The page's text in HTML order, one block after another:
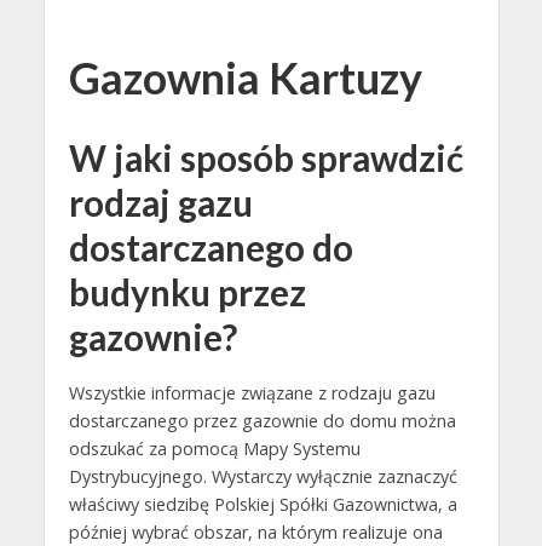
Gazownia Kartuzy
W jaki sposób sprawdzić
rodzaj gazu
dostarczanego do
budynku przez
gazownie?
Wszystkie informacje związane z rodzaju gazu
dostarczanego przez gazownie do domu można
odszukać za pomocą Mapy Systemu
Dystrybucyjnego. Wystarczy wyłącznie zaznaczyć
właściwy siedzibę Polskiej Spółki Gazownictwa, a
później wybrać obszar, na którym realizuje ona